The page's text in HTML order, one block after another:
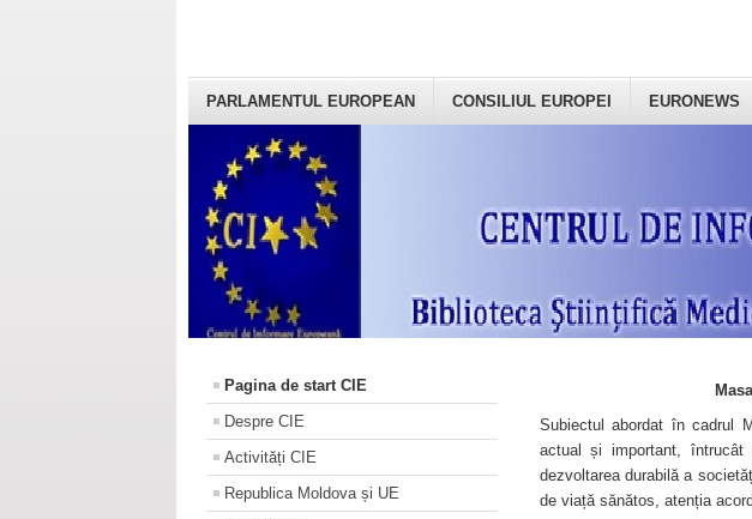
PARLAMENTUL EUROPEAN CONSILIUL EUROPEI EURONEWS
Pagina de start CIE
Despre CIE
Activități CIE
Republica Moldova și UE
Subiectul abordat în cadrul
actual și important, întrucât
dezvoltarea durabilă a
de viață sănătos, atenția